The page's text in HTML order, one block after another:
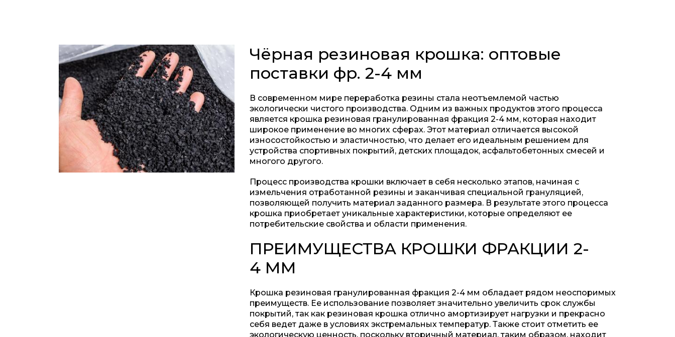
Чёрная резиновая крошка: оптовые
поставки фр. 2-4 мм
В современном мире переработка резины стала неотъемлемой частью
экологически чистого производства. Одним из важных продуктов этого процесса
является крошка резиновая гранулированная фракция 2-4 мм, которая находит
широкое применение во многих сферах. Этот материал отличается высокой
износостойкостью и эластичностью, что делает его идеальным решением для
устройства спортивных покрытий, детских площадок, асфальтобетонных смесей и
многого другого.
Процесс производства крошки включает в себя несколько этапов, начиная с
измельчения отработанной резины и заканчивая специальной грануляцией,
позволяющей получить материал заданного размера. В результате этого процесса
крошка приобретает уникальные характеристики, которые определяют ее
потребительские свойства и области применения.
ПРЕИМУЩЕСТВА КРОШКИ ФРАКЦИИ 2-
4 ММ
Крошка резиновая гранулированная фракция 2-4 мм обладает рядом неоспоримых
преимуществ. Ее использование позволяет значительно увеличить срок службы
покрытий, так как резиновая крошка отлично амортизирует нагрузки и прекрасно
себя ведет даже в условиях экстремальных температур. Также стоит отметить ее
экологическую ценность, поскольку вторичный материал, таким образом, находит